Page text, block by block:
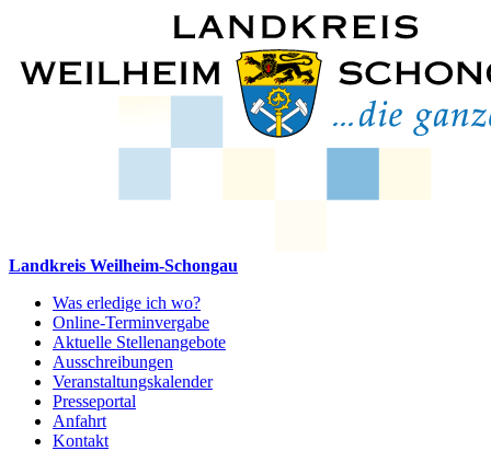
Landkreis Weilheim-Schongau
Was erledige ich wo?
Online-Terminvergabe
Aktuelle Stellenangebote
Ausschreibungen
Veranstaltungskalender
Presseportal
Anfahrt
Kontakt